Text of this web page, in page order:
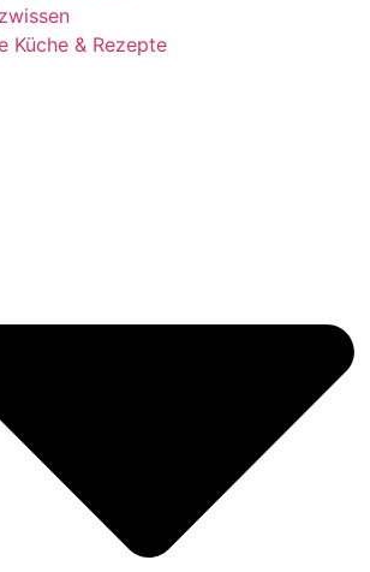
Küche & Rezepte